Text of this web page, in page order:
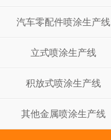
汽车零配件喷涂生产线
立式喷涂生产线
积放式喷涂生产线
其他金属喷涂生产线